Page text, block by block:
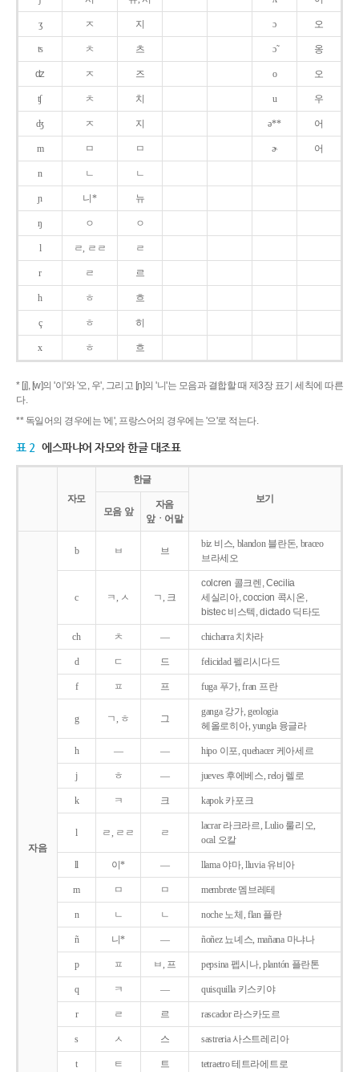
ʒ ㅈ 지 ɔ 오
ʦ ㅊ 츠 ɔ̃ 옹
ʣ ㅈ 즈 o 오
ʧ ㅊ 치 u 우
ʤ ㅈ 지 ə** 어
m ㅁ ㅁ ɚ 어
n ㄴ ㄴ
ɲ 니* 뉴
ŋ ㅇ ㅇ
l ㄹ, ㄹㄹ ㄹ
r ㄹ 르
h ㅎ 흐
ç ㅎ 히
x ㅎ 흐
* [j], [w]의 '이'와 '오, 우', 그리고 [ɲ]의 '니'는 모음과 결합할 때 제3장 표기 세칙에 따른
다.
** 독일어의 경우에는 '에', 프랑스어의 경우에는 '으'로 적는다.
표 2 에스파냐어 자모와 한글 대조표
자모
한글
보기
모음 앞
자음
앞ㆍ어말
자음
b ㅂ 브
biz 비스, blandon 블란돈, braceo
브라세오
c ㅋ, ㅅ ㄱ, 크
colcren 콜크렌, Cecilia
세실리아, coccion 콕시온,
bistec 비스텍, dictado 딕타도
ch ㅊ ― chicharra 치차라
d ㄷ 드 felicidad 펠리시다드
f ㅍ 프 fuga 푸가, fran 프란
g ㄱ, ㅎ 그
ganga 강가, geologia
헤올로히아, yungla 융글라
h ― ― hipo 이포, quehacer 케아세르
j ㅎ ― jueves 후에베스, reloj 렐로
k ㅋ 크 kapok 카포크
l ㄹ, ㄹㄹ ㄹ
lacrar 라크라르, Lulio 룰리오,
ocal 오칼
ll 이* ― llama 야마, lluvia 유비아
m ㅁ ㅁ membrete 멤브레테
n ㄴ ㄴ noche 노체, flan 플란
ñ 니* ― ñoñez 뇨녜스, mañana 마냐나
p ㅍ ㅂ, 프 pepsina 펩시나, plantón 플란톤
q ㅋ ― quisquilla 키스키야
r ㄹ 르 rascador 라스카도르
s ㅅ 스 sastreria 사스트레리아
t ㅌ 트 tetraetro 테트라에트로